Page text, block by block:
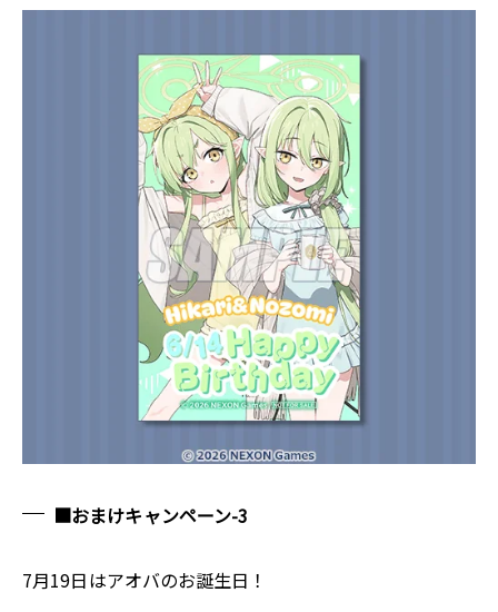
■おまけキャンペーン-3
7月19日はアオバのお誕生日！